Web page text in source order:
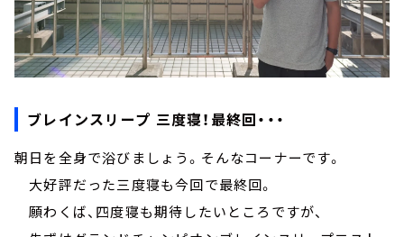
ブレインスリープ 三度寝！最終回・・・
朝日を全身で浴びましょう。そんなコーナーです。
大好評だった三度寝も今回で最終回。
願わくば、四度寝も期待したいところですが、